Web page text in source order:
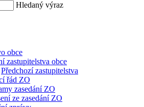
Hledaný výraz
obce
zastupitelstva obce
Předchozí zastupitelstva
řád ZO
zasedání ZO
ze zasedání ZO